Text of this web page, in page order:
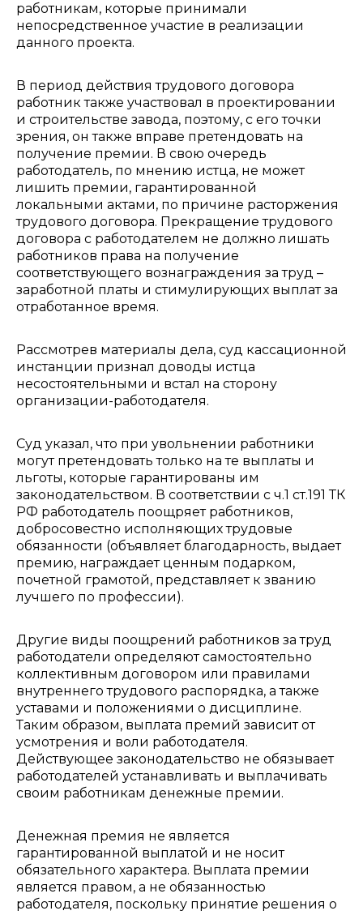
работникам, которые принимали
непосредственное участие в реализации
данного проекта.
В период действия трудового договора
работник также участвовал в проектировании
и строительстве завода, поэтому, с его точки
зрения, он также вправе претендовать на
получение премии. В свою очередь
работодатель, по мнению истца, не может
лишить премии, гарантированной
локальными актами, по причине расторжения
трудового договора. Прекращение трудового
договора с работодателем не должно лишать
работников права на получение
соответствующего вознаграждения за труд –
заработной платы и стимулирующих выплат за
отработанное время.
Рассмотрев материалы дела, суд кассационной
инстанции признал доводы истца
несостоятельными и встал на сторону
организации-работодателя.
Суд указал, что при увольнении работники
могут претендовать только на те выплаты и
льготы, которые гарантированы им
законодательством. В соответствии с ч.1 ст.191 ТК
РФ работодатель поощряет работников,
добросовестно исполняющих трудовые
обязанности (объявляет благодарность, выдает
премию, награждает ценным подарком,
почетной грамотой, представляет к званию
лучшего по профессии).
Другие виды поощрений работников за труд
работодатели определяют самостоятельно
коллективным договором или правилами
внутреннего трудового распорядка, а также
уставами и положениями о дисциплине.
Таким образом, выплата премий зависит от
усмотрения и воли работодателя.
Действующее законодательство не обязывает
работодателей устанавливать и выплачивать
своим работникам денежные премии.
Денежная премия не является
гарантированной выплатой и не носит
обязательного характера. Выплата премии
является правом, а не обязанностью
работодателя, поскольку принятие решения о